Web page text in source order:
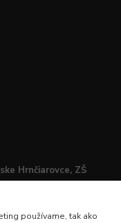
Hrnčiarovce, ZŠ
používame, tak ako